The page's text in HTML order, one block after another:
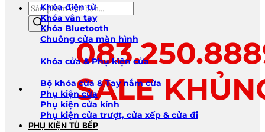
Tìm
kiếm
sản
phẩm
SALE
Khóa điện tử
Khóa vân tay
Khóa Bluetooth
Chuông cửa màn hình
Khóa cửa & Phụ kiện cửa
Bộ khóa cửa & Tay nắm cửa
Phụ kiện cửa
Phụ kiện cửa kính
Phụ kiện cửa trượt, cửa xếp & cửa đi
PHỤ KIỆN TỦ BẾP